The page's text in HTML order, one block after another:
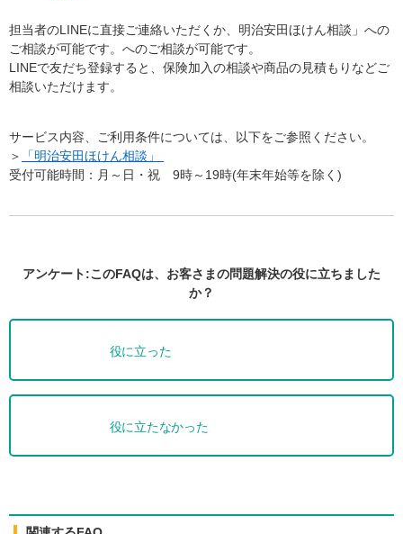
担当者のLINEに直接ご連絡いただくか、明治安田ほけん相談」への
ご相談が可能です。へのご相談が可能です。
LINEで友だち登録すると、保険加入の相談や商品の見積もりなどご
相談いただけます。
サービス内容、ご利用条件については、以下をご参照ください。
＞
「明治安田ほけん相談 」
受付可能時間：月～日・祝 9時～19時(年末年始等を除く)
アンケート:このFAQは、お客さまの問題解決の役に立ちました
か？
役に立った
役に立たなかった